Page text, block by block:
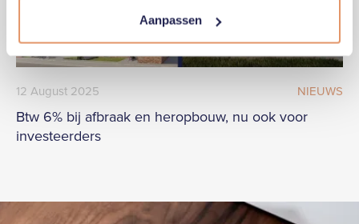
Aanpassen
12 August 2025 NIEUWS
Btw 6% bij afbraak en heropbouw, nu ook voor
investeerders